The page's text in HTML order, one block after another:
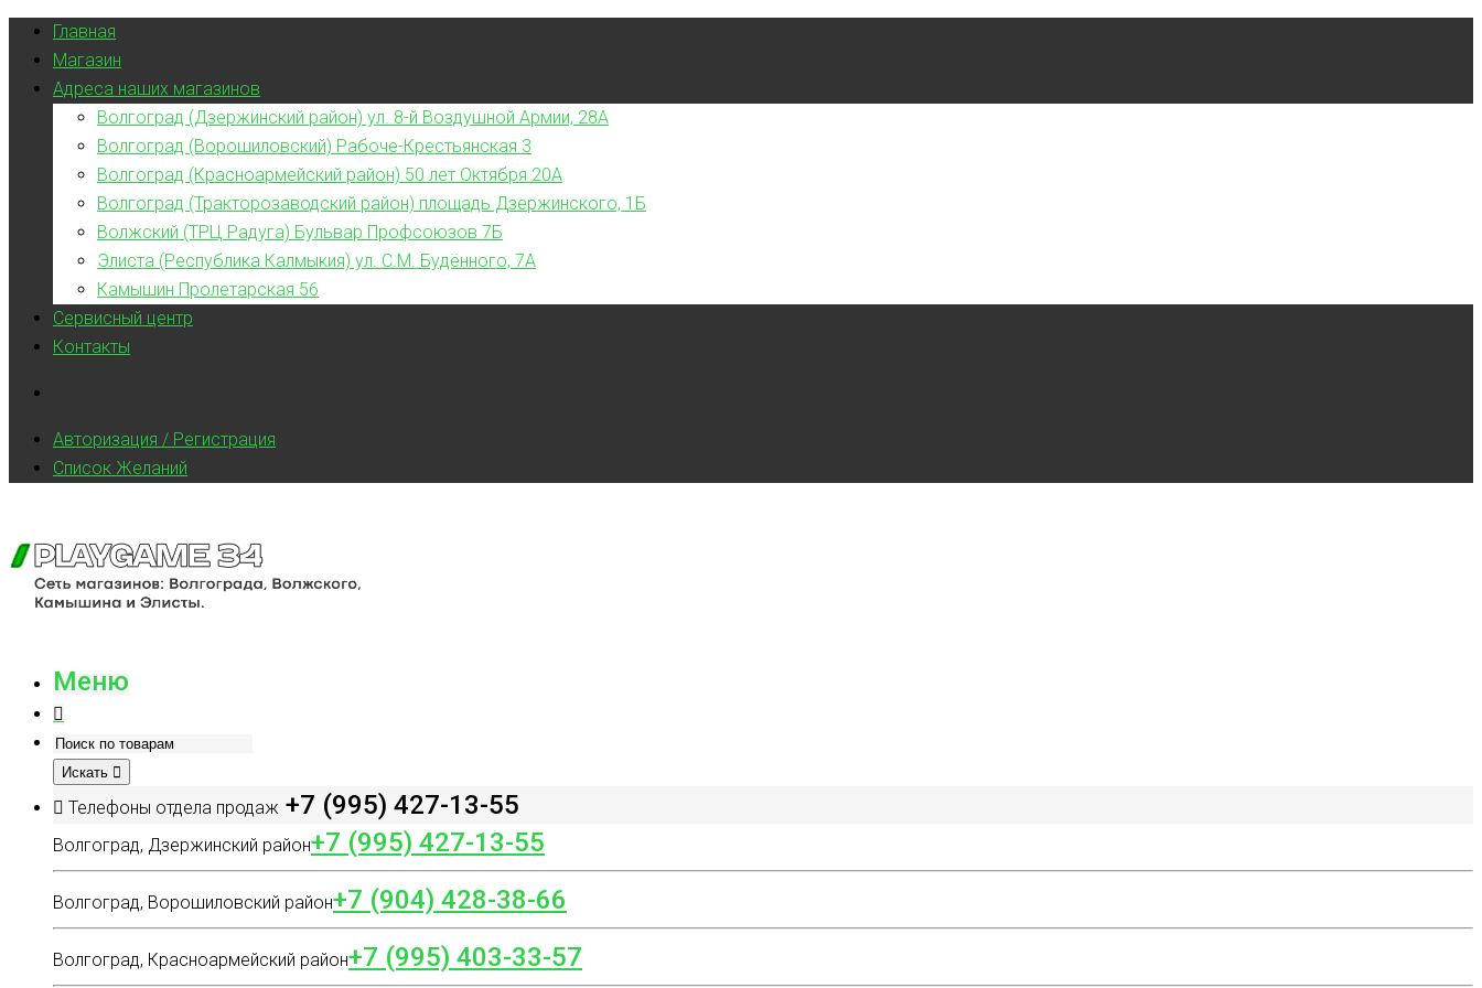
Главная
Магазин
Адреса наших магазинов
Волгоград (Дзержинский район) ул. 8-й Воздушной Армии, 28А
Волгоград (Ворошиловский) Рабоче-Крестьянская 3
Волгоград (Красноармейский район) 50 лет Октября 20А
Волгоград (Тракторозаводский район) площадь Дзержинского, 1Б
Волжский (ТРЦ Радуга) Бульвар Профсоюзов 7Б
Элиста (Республика Калмыкия) ул. С.М. Будённого, 7А
Камышин Пролетарская 56
Сервисный центр
Контакты
Авторизация / Регистрация
Список Желаний
Меню
Искать
Телефоны отдела продаж +7 (995) 427-13-55
Волгоград, Дзержинский район+7 (995) 427-13-55
Волгоград, Ворошиловский район+7 (904) 428-38-66
Волгоград, Красноармейский район+7 (995) 403-33-57